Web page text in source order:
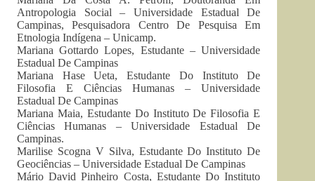
Antropologia Social – Universidade Estadual De
Campinas, Pesquisadora Centro De Pesquisa Em
Etnologia Indígena – Unicamp.
Mariana Gottardo Lopes, Estudante – Universidade
Estadual De Campinas
Mariana Hase Ueta, Estudante Do Instituto De
Filosofia E Ciências Humanas – Universidade
Estadual De Campinas
Mariana Maia, Estudante Do Instituto De Filosofia E
Ciências Humanas – Universidade Estadual De
Campinas.
Marilise Scogna V Silva, Estudante Do Instituto De
Geociências – Universidade Estadual De Campinas
Mário David Pinheiro Costa, Estudante Do Instituto